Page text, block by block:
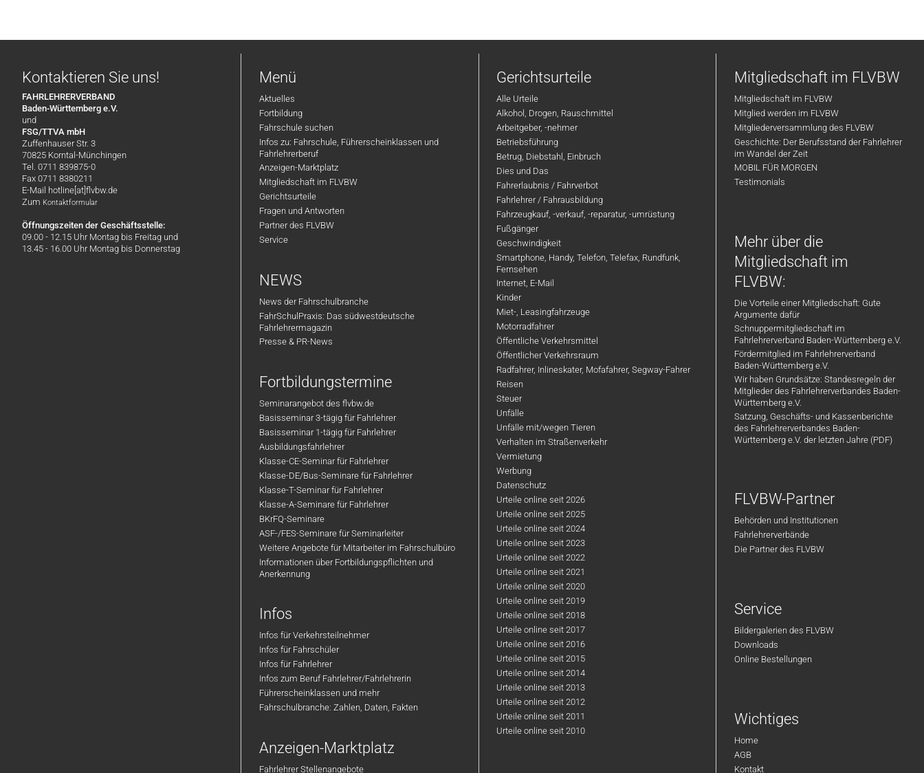
Kontaktieren Sie uns!
FAHRLEHRERVERBAND
Baden-Württemberg e.V.
und
FSG/TTVA mbH
Zuffenhauser Str. 3
70825 Korntal-Münchingen
Tel. 0711 839875-0
Fax 0711 8380211
E-Mail hotline[at]flvbw.de
Zum Kontaktformular
Öffnungszeiten der Geschäftsstelle:
09.00 - 12.15 Uhr Montag bis Freitag und
13.45 - 16.00 Uhr Montag bis Donnerstag
Menü
Aktuelles
Fortbildung
Fahrschule suchen
Infos zu: Fahrschule, Führerscheinklassen und
Fahrlehrerberuf
Anzeigen-Marktplatz
Mitgliedschaft im FLVBW
Gerichtsurteile
Fragen und Antworten
Partner des FLVBW
Service
NEWS
News der Fahrschulbranche
FahrSchulPraxis: Das südwestdeutsche
Fahrlehrermagazin
Presse & PR-News
Fortbildungstermine
Seminarangebot des flvbw.de
Basisseminar 3-tägig für Fahrlehrer
Basisseminar 1-tägig für Fahrlehrer
Ausbildungsfahrlehrer
Klasse-CE-Seminar für Fahrlehrer
Klasse-DE/Bus-Seminare für Fahrlehrer
Klasse-T-Seminar für Fahrlehrer
Klasse-A-Seminare für Fahrlehrer
BKrFQ-Seminare
ASF-/FES-Seminare für Seminarleiter
Weitere Angebote für Mitarbeiter im Fahrschulbüro
Informationen über Fortbildungspflichten und
Anerkennung
Infos
Infos für Verkehrsteilnehmer
Infos für Fahrschüler
Infos für Fahrlehrer
Infos zum Beruf Fahrlehrer/Fahrlehrerin
Führerscheinklassen und mehr
Fahrschulbranche: Zahlen, Daten, Fakten
Anzeigen-Marktplatz
Fahrlehrer Stellenangebote
Gerichtsurteile
Alle Urteile
Alkohol, Drogen, Rauschmittel
Arbeitgeber, -nehmer
Betriebsführung
Betrug, Diebstahl, Einbruch
Dies und Das
Fahrerlaubnis / Fahrverbot
Fahrlehrer / Fahrausbildung
Fahrzeugkauf, -verkauf, -reparatur, -umrüstung
Fußgänger
Geschwindigkeit
Smartphone, Handy, Telefon, Telefax, Rundfunk,
Fernsehen
Internet, E-Mail
Kinder
Miet-, Leasingfahrzeuge
Motorradfahrer
Öffentliche Verkehrsmittel
Öffentlicher Verkehrsraum
Radfahrer, Inlineskater, Mofafahrer, Segway-Fahrer
Reisen
Steuer
Unfälle
Unfälle mit/wegen Tieren
Verhalten im Straßenverkehr
Vermietung
Werbung
Datenschutz
Urteile online seit 2026
Urteile online seit 2025
Urteile online seit 2024
Urteile online seit 2023
Urteile online seit 2022
Urteile online seit 2021
Urteile online seit 2020
Urteile online seit 2019
Urteile online seit 2018
Urteile online seit 2017
Urteile online seit 2016
Urteile online seit 2015
Urteile online seit 2014
Urteile online seit 2013
Urteile online seit 2012
Urteile online seit 2011
Urteile online seit 2010
Mitgliedschaft im FLVBW
Mitgliedschaft im FLVBW
Mitglied werden im FLVBW
Mitgliederversammlung des FLVBW
Geschichte: Der Berufsstand der Fahrlehrer
im Wandel der Zeit
MOBIL FÜR MORGEN
Testimonials
Mehr über die
Mitgliedschaft im
FLVBW:
Die Vorteile einer Mitgliedschaft: Gute
Argumente dafür
Schnuppermitgliedschaft im
Fahrlehrerverband Baden-Württemberg e.V.
Fördermitglied im Fahrlehrerverband
Baden-Württemberg e.V.
Wir haben Grundsätze: Standesregeln der
Mitglieder des Fahrlehrerverbandes Baden-
Württemberg e.V.
Satzung, Geschäfts- und Kassenberichte
des Fahrlehrerverbandes Baden-
Württemberg e.V. der letzten Jahre (PDF)
FLVBW-Partner
Behörden und Institutionen
Fahrlehrerverbände
Die Partner des FLVBW
Service
Bildergalerien des FLVBW
Downloads
Online Bestellungen
Wichtiges
Home
AGB
Kontakt